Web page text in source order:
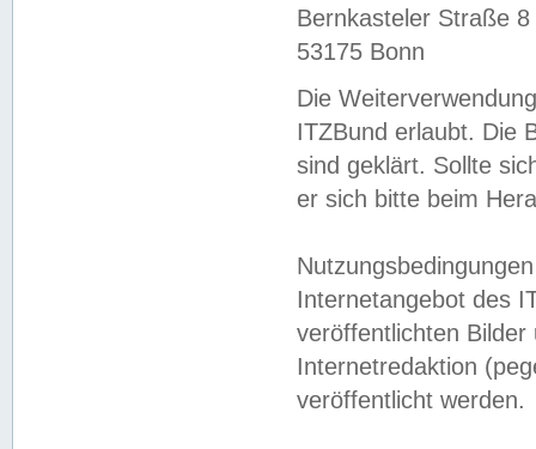
Bernkasteler Straße 8
53175 Bonn
Die
ITZBund erlaubt. Die
sind geklärt. Sollte
er sich bitte beim
Internetangebot des
veröffentlichten
Internetredaktion
veröffentlicht werden.